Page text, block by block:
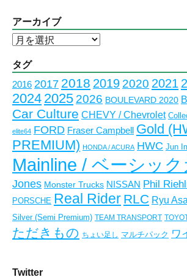
アーカイブ
ア
カ
ブ
タグ
2016 2017 2018 2019 2020 2021
2024 2025 2026 BOULEVARD 2020
Car Culture CHEVY / Chevrolet
elite64 FORD Fraser Campbell
Gold
PREMIUM) HONDA / ACURA HWC Jun
Mainline / ベーシック
Jones Monster Trucks NISSAN Phil
PORSCHE Real Rider RLC Ryu
Silver (Semi Premium) TEAM TRANSPORT
ただきもの ちょい足し マルチパック ワ
Twitter